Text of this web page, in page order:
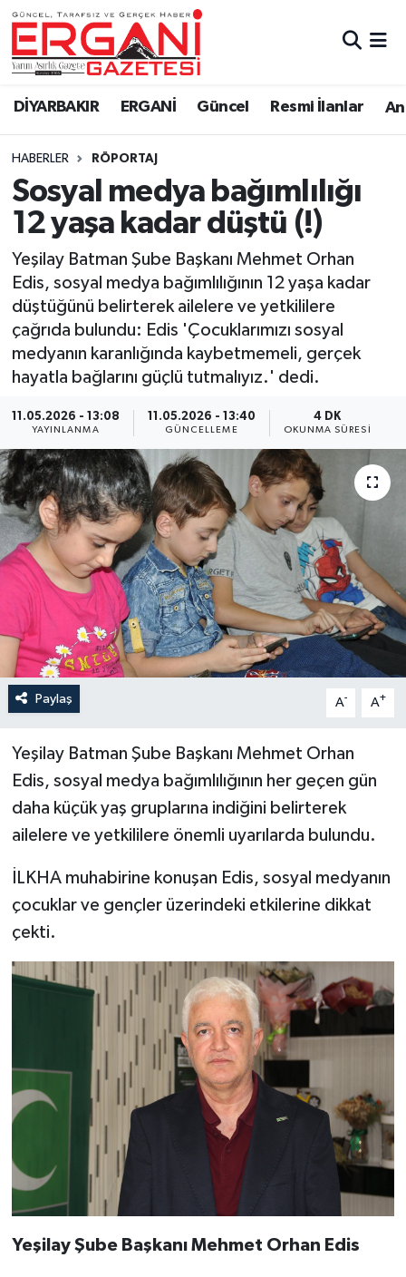
DİYARBAKIR ERGANİ Güncel Resmi İlanlar
HABERLER RÖPORTAJ
Sosyal medya bağımlılığı
12 yaşa kadar düştü (!)
Yeşilay Batman Şube Başkanı Mehmet Orhan
Edis, sosyal medya bağımlılığının 12 yaşa kadar
düştüğünü belirterek ailelere ve yetkililere
çağrıda bulundu: Edis 'Çocuklarımızı sosyal
medyanın karanlığında kaybetmemeli, gerçek
hayatla bağlarını güçlü tutmalıyız.' dedi.
11.05.2026 - 13:08
YAYINLANMA
11.05.2026 - 13:40
GÜNCELLEME
4 DK
OKUNMA SÜRESI
Paylaş A- A+
Yeşilay Batman Şube Başkanı Mehmet Orhan
Edis, sosyal medya bağımlılığının her geçen gün
daha küçük yaş gruplarına indiğini belirterek
ailelere ve yetkililere önemli uyarılarda bulundu.
İLKHA muhabirine konuşan Edis, sosyal medyanın
çocuklar ve gençler üzerindeki etkilerine dikkat
çekti.
Yeşilay Şube Başkanı Mehmet Orhan Edis
DİYARBAKIR
BİSMİL
BAĞLAR
ERGANİ
Güncel
Eği̇ti̇m
Resmi İlanlar
Sağlık
Si̇yaset
Anali̇z
Bi̇li̇m & Teknoloji̇
Dünya
Eği̇ti̇m
Ergani Nöbetçi Eczaneler
Ergani Hava Durumu
Ergani Trafik Yoğunluk Haritası
Süper Lig Puan Durumu ve Fikstür
Tüm Manşetler
Son Dakika Haberleri
Haber Arşivi